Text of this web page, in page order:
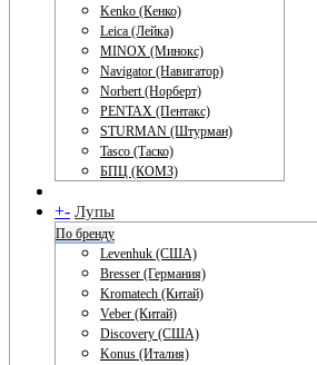
Kenko (Кенко)
Leica (Лейка)
MINOX (Минокс)
Navigator (Навигатор)
Norbert (Норберт)
PENTAX (Пентакс)
STURMAN (Штурман)
Tasco (Таско)
БПЦ (КОМЗ)
+- Лупы
По бренду
Levenhuk (США)
Bresser (Германия)
Kromatech (Китай)
Veber (Китай)
Discovery (США)
Konus (Италия)